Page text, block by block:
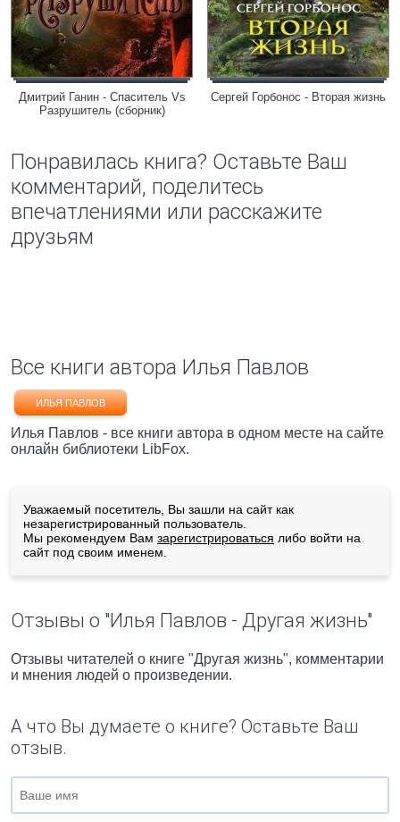
Дмитрий Ганин - Спаситель Vs
Разрушитель (сборник)
Сергей Горбонос - Вторая жизнь
Понравилась книга? Оставьте Ваш
комментарий, поделитесь
впечатлениями или расскажите
друзьям
Все книги автора Илья Павлов
ИЛЬЯ ПАВЛОВ
Илья Павлов - все книги автора в одном месте на сайте
онлайн библиотеки LibFox.
Уважаемый посетитель, Вы зашли на сайт как
незарегистрированный пользователь.
Мы рекомендуем Вам зарегистрироваться либо войти на
сайт под своим именем.
Отзывы о "Илья Павлов - Другая жизнь"
Отзывы читателей о книге "Другая жизнь", комментарии
и мнения людей о произведении.
А что Вы думаете о книге? Оставьте Ваш
отзыв.